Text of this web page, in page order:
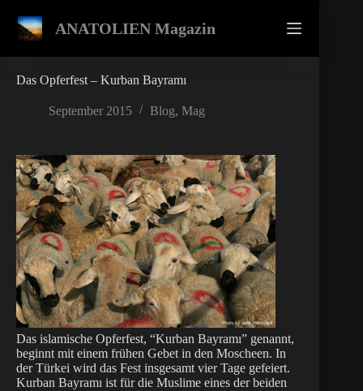
Inhalt
springen
ANATOLIEN Magazin
Das Opferfest – Kurban Bayramı
September 2015 Blog, Mag
Das islamische Opferfest, “Kurban Bayramı” genannt,
beginnt mit einem frühen Gebet in den Moscheen. In
der Türkei wird das Fest insgesamt vier Tage gefeiert.
Kurban Bayramı ist für die Muslime eines der beiden